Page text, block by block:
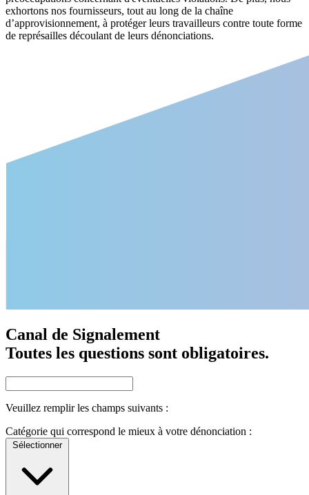
exhortons nos fournisseurs, tout au long de la chaîne
d’approvisionnement, à protéger leurs travailleurs contre toute forme
de représailles découlant de leurs dénonciations.
Canal de Signalement
Toutes les questions sont obligatoires.
Veuillez remplir les champs suivants :
Catégorie qui correspond le mieux à votre dénonciation :
Sélectionner